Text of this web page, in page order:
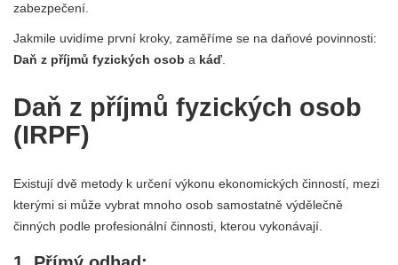
zabezpečení.
Jakmile uvidíme první kroky, zaměříme se na daňové povinnosti:
Daň z příjmů fyzických osob a káď
Daň z příjmů fyzických osob
(IRPF)
Existují dvě metody k určení výkonu ekonomických činností, mezi
kterými si může vybrat mnoho osob samostatně výdělečně
činných podle profesionální činnosti, kterou vykonávají.